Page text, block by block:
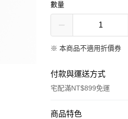
數量
※ 本商品不適用折價券
付款與運送方式
宅配滿NT$899免運
付款方式
商品特色